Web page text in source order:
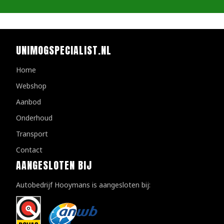
UNIMOGSPECIALIST.NL
Home
Webshop
Aanbod
Onderhoud
Transport
Contact
AANGESLOTEN BIJ
Autobedrijf Hooymans is aangesloten bij: